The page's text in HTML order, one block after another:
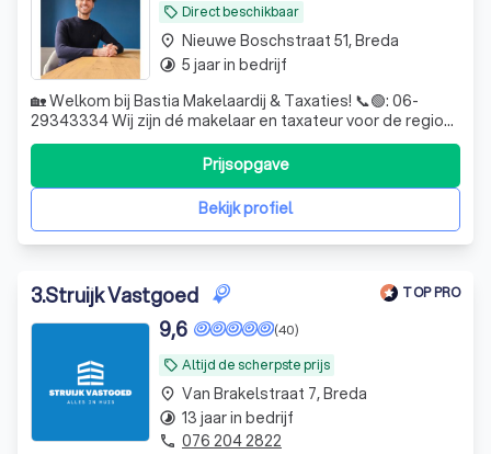
local_offer Direct beschikbaar
🏡 Welkom bij Bastia Makelaardij & Taxaties! 📞🟢: 06-
29343334 Wij zijn dé makelaar en taxateur voor de regio
Tilburg, Breda, Den Bosch, Oosterhout en Etten-Leur, met
een focus op persoonlijke aandacht, deskundigheid en het
Bekijk profiel
Prijsopgave
place Nieuwe Boschstraat 51, Breda
timelapse 5 jaar in bedrijf
3.Struijk Vastgoed TOP PRO
local_offer Altijd de scherpste prijs
(40)
9,6
place Van Brakelstraat 7, Breda
timelapse 13 jaar in bedrijf
phone 076 204 2822